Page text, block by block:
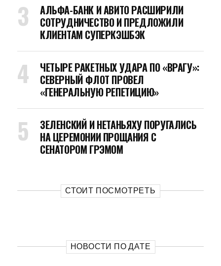
АЛЬФА-БАНК И АВИТО РАСШИРИЛИ
СОТРУДНИЧЕСТВО И ПРЕДЛОЖИЛИ
КЛИЕНТАМ СУПЕРКЭШБЭК
ЧЕТЫРЕ РАКЕТНЫХ УДАРА ПО «ВРАГУ»:
СЕВЕРНЫЙ ФЛОТ ПРОВЕЛ
«ГЕНЕРАЛЬНУЮ РЕПЕТИЦИЮ»
ЗЕЛЕНСКИЙ И НЕТАНЬЯХУ ПОРУГАЛИСЬ
НА ЦЕРЕМОНИИ ПРОЩАНИЯ С
СЕНАТОРОМ ГРЭМОМ
СТОИТ ПОСМОТРЕТЬ
НОВОСТИ ПО ДАТЕ